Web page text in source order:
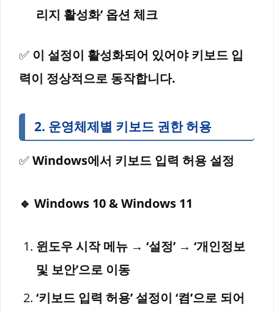
리지 활성화’ 옵션 체크
✅ 이 설정이 활성화되어 있어야 키보드 입
력이 정상적으로 동작합니다.
2. 운영체제별 키보드 권한 허용
✅Windows에서 키보드 입력 허용 설정
🔹 Windows 10 & Windows 11
윈도우 시작 메뉴 → ‘설정’ → ‘개인정보
및 보안’으로 이동
‘키보드 입력 허용’ 설정이 ‘켬’으로 되어